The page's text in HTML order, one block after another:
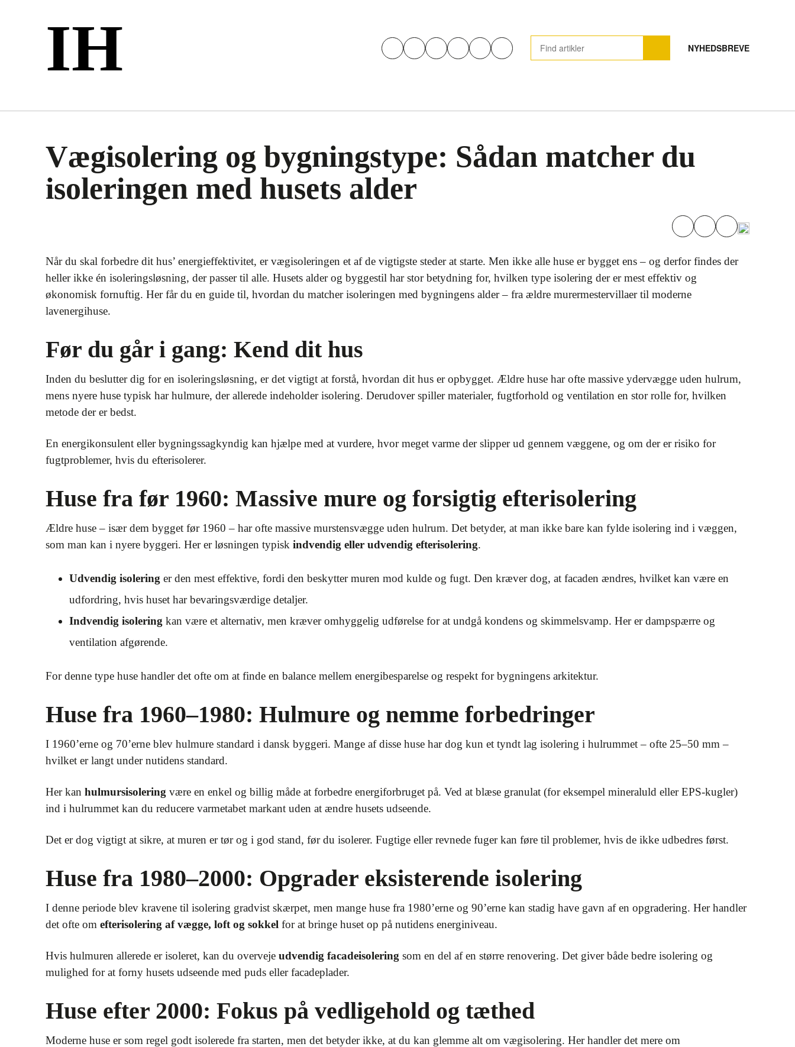
IH NYHEDSBREVE
Vægisolering og bygningstype: Sådan matcher du
isoleringen med husets alder
Når du skal forbedre dit hus’ energieffektivitet, er vægisoleringen et af de vigtigste steder at starte. Men ikke alle huse er bygget ens – og derfor findes der
heller ikke én isoleringsløsning, der passer til alle. Husets alder og byggestil har stor betydning for, hvilken type isolering der er mest effektiv og
økonomisk fornuftig. Her får du en guide til, hvordan du matcher isoleringen med bygningens alder – fra ældre murermestervillaer til moderne
lavenergihuse.
Før du går i gang: Kend dit hus
Inden du beslutter dig for en isoleringsløsning, er det vigtigt at forstå, hvordan dit hus er opbygget. Ældre huse har ofte massive ydervægge uden hulrum,
mens nyere huse typisk har hulmure, der allerede indeholder isolering. Derudover spiller materialer, fugtforhold og ventilation en stor rolle for, hvilken
metode der er bedst.
En energikonsulent eller bygningssagkyndig kan hjælpe med at vurdere, hvor meget varme der slipper ud gennem væggene, og om der er risiko for
fugtproblemer, hvis du efterisolerer.
Huse fra før 1960: Massive mure og forsigtig efterisolering
Ældre huse – især dem bygget før 1960 – har ofte massive murstensvægge uden hulrum. Det betyder, at man ikke bare kan fylde isolering ind i væggen,
som man kan i nyere byggeri. Her er løsningen typisk indvendig eller udvendig efterisolering.
Udvendig isolering er den mest effektive, fordi den beskytter muren mod kulde og fugt. Den kræver dog, at facaden ændres, hvilket kan være en
udfordring, hvis huset har bevaringsværdige detaljer.
Indvendig isolering kan være et alternativ, men kræver omhyggelig udførelse for at undgå kondens og skimmelsvamp. Her er dampspærre og
ventilation afgørende.
For denne type huse handler det ofte om at finde en balance mellem energibesparelse og respekt for bygningens arkitektur.
Huse fra 1960–1980: Hulmure og nemme forbedringer
I 1960’erne og 70’erne blev hulmure standard i dansk byggeri. Mange af disse huse har dog kun et tyndt lag isolering i hulrummet – ofte 25–50 mm –
hvilket er langt under nutidens standard.
Her kan hulmursisolering være en enkel og billig måde at forbedre energiforbruget på. Ved at blæse granulat (for eksempel mineraluld eller EPS-kugler)
ind i hulrummet kan du reducere varmetabet markant uden at ændre husets udseende.
Det er dog vigtigt at sikre, at muren er tør og i god stand, før du isolerer. Fugtige eller revnede fuger kan føre til problemer, hvis de ikke udbedres først.
Huse fra 1980–2000: Opgrader eksisterende isolering
I denne periode blev kravene til isolering gradvist skærpet, men mange huse fra 1980’erne og 90’erne kan stadig have gavn af en opgradering. Her handler
det ofte om efterisolering af vægge, loft og sokkel for at bringe huset op på nutidens energiniveau.
Hvis hulmuren allerede er isoleret, kan du overveje udvendig facadeisolering som en del af en større renovering. Det giver både bedre isolering og
mulighed for at forny husets udseende med puds eller facadeplader.
Huse efter 2000: Fokus på vedligehold og tæthed
Moderne huse er som regel godt isolerede fra starten, men det betyder ikke, at du kan glemme alt om vægisolering. Her handler det mere om